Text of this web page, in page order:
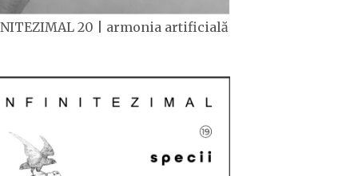
20 | armonia artificială